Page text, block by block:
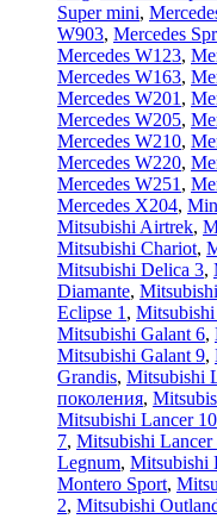
Super mini,
W903, Mercedes
Mercedes W123,
Mercedes W163,
Mercedes W201 ,
Mercedes W205,
Mercedes W210,
Mercedes W220,
Mercedes W251 ,
Mercedes X204,
Mitsubishi Airtrek,
Mitsubishi Chariot,
Mitsubishi Delica 3,
Diamante,
Eclipse 1 ,
Mitsubishi Galant 6,
Mitsubishi Galant 9,
Grandis, Mitsubishi
поколения,
Mitsubishi Lancer 10
7, Mitsubishi Lancer
Legnum, Mitsubishi
Montero Sport,
2, Mitsubishi